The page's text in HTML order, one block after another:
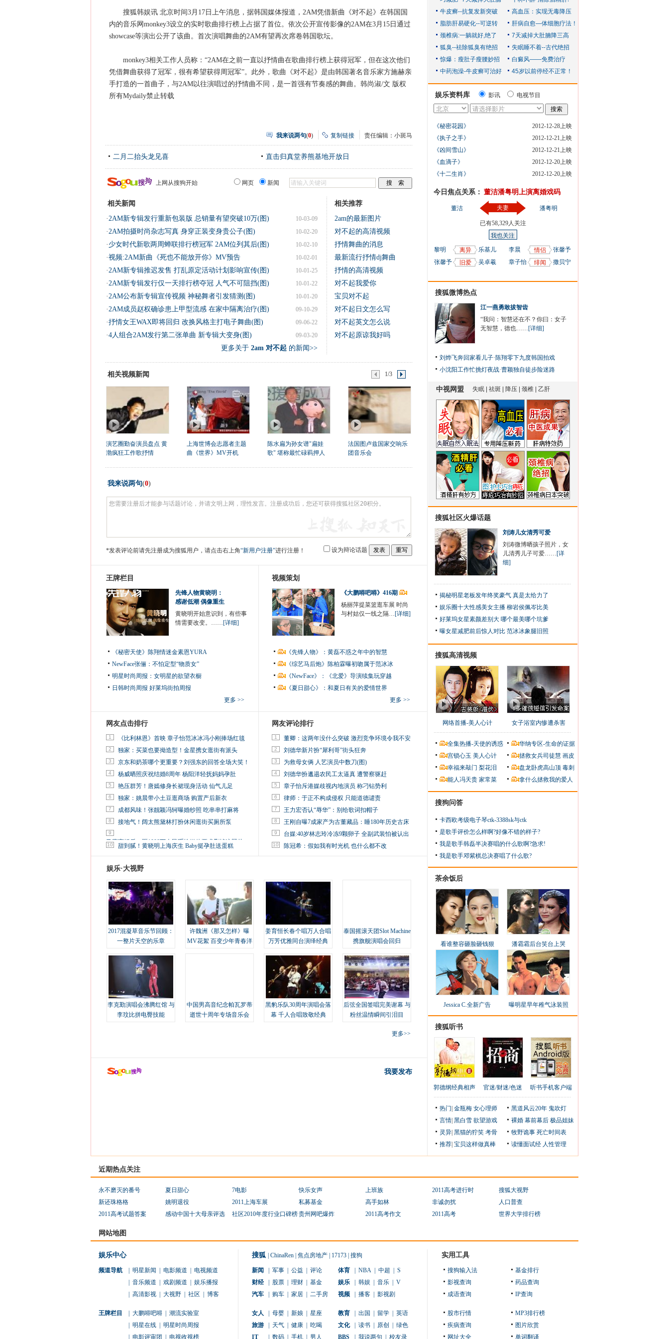
搜狐韩娱讯 北京时间3月17日上午消息，据韩国媒体报道，2AM凭借新曲《对不起》在韩国国
内的音乐网monkey3设立的实时歌曲排行榜上占据了首位。依次公开宣传影像的2AM在3月15日通过
showcase等演出公开了该曲。首次演唱舞曲的2AM有望再次席卷韩国歌坛。
monkey3相关工作人员称：“2AM在之前一直以抒情曲在歌曲排行榜上获得冠军，但在这次他们
凭借舞曲获得了冠军，很有希望获得周冠军”。此外，歌曲《对不起》是由韩国著名音乐家方施赫亲
手打造的一首曲子，与2AM以往演唱过的抒情曲不同，是一首强有节奏感的舞曲。韩尚淑/文 版权
所有Mydaily禁止转载
我来说两句(0) 复制链接 责任编辑：小斑马
二月二抬头龙见喜 直击归真堂养熊基地开放日
上网从搜狗开始 网页 新闻
相关新闻
10-03-09
·2AM新专辑发行重新包装版 总销量有望突破10万(图)
10-02-20
·2AM拍摄时尚杂志写真 身穿正装变身贵公子(图)
10-02-10
· 少女时代新歌两周蝉联排行榜冠军 2AM位列其后(图)
10-02-01
·视频:2AM新曲《死也不能放开你》MV预告
10-01-25
·2AM新专辑推迟发售 打乱原定活动计划影响宣传(图)
10-01-22
·2AM新专辑发行仅一天排行榜夺冠 人气不可阻挡(图)
10-01-20
·2AM公布新专辑宣传视频 神秘舞者引发猜测(图)
09-10-29
·2AM成员赵权确诊患上甲型流感 在家中隔离治疗(图)
09-06-22
·抒情女王WAX即将回归 改换风格主打电子舞曲(图)
09-03-20
·4人组合2AM发行第二张单曲 新专辑大变身(图)
更多关于 2am 对不起 的新闻>>
相关推荐
2am的最新图片
对不起的高清视频
抒情舞曲的消息
最新流行抒情dj舞曲
抒情的高清视频
对不起我爱你
宝贝对不起
对不起日文怎么写
对不起英文怎么说
对不起原谅我好吗
相关视频新闻 1/3
演艺圈勤奋演员盘点 黄
渤疯狂工作歌抒情
上海世博会志愿者主题
曲《世界》MV开机
陈水扁为孙女谱"扁娃
歌" 堪称最忙碌羁押人
法国图卢兹国家交响乐
团音乐会
我来说两句(0)
*发表评论前请先注册成为搜狐用户，请点击右上角“新用户注册”进行注册！ 设为辩论话题
王牌栏目
先锋人物黄晓明：
感谢低潮 偶像重生
黄晓明开始意识到，有些事
情需要改变。……[详细]
《秘密天使》陈翔情迷金素恩YURA
NewFace张俪：不怕定型“物质女”
明星时尚周报：女明星的欲望衣橱
日韩时尚周报 好莱坞街拍周报
更多 >>
视频策划
《大鹏嘚吧嘚》416期
杨丽萍提菜篮逛车展 时尚
与村姑仅一线之隔…[详细]
《先锋人物》：黄磊不惑之年中的智慧
《综艺马后炮》陈柏霖曝初吻属于范冰冰
《NewFace》：《北爱》导演续集玩穿越
《夏日甜心》：和夏日有关的爱情世界
更多 >>
网友点击排行
1 《比利林恩》首映 章子怡范冰冰冯小刚捧场红毯
2 独家：买菜也要拗造型！金星携女逛街有派头
3 京东和奶茶哪个更重要？刘强东的回答全场大笑！
4 杨威晒照庆祝结婚8周年 杨阳洋轻抚妈妈孕肚
5 艳压群芳！唐嫣修身长裙现身活动 仙气儿足
6 独家：姚晨带小土豆逛商场 购置产后新衣
7 成都风味！张靓颖冯轲曝婚纱照 吃串串打麻将
8 接地气！阔太熊黛林打扮休闲逛街买厕所泵
9
马蓉离婚后，砸1000万人民币给媒体要求删掉这照片
10 甜到腻！黄晓明上海庆生 Baby挺孕肚送蛋糕
网友评论排行
1 董卿：这两年没什么突破 激烈竞争环境令我不安
2 刘德华新片扮“犀利哥”街头狂奔
3 为救母女俩 人艺演员中数刀(图)
4 刘德华扮邋遢农民工太逼真 遭警察驱赶
5 章子怡斥港媒歧视内地演员 称刁钻势利
6 律师：于正不构成侵权 只能道德谴责
7 王力宏否认“辱华”：别给歌词扣帽子
8 王刚自曝7成家产为古董藏品：睡180年历史古床
9 台媒:40岁林志玲冷冻9颗卵子 全副武装怕被认出
10 陈冠希：假如我有时光机 也什么都不改
娱乐·大视野
2017混凝草音乐节回顾：
一整片天空的乐章
许魏洲《那又怎样》曝
MV花絮 百变少年青春洋
姜育恒长春个唱万人合唱
万芳优雅同台演绎经典
泰国摇滚天团Slot Machine
携旗舰演唱会回归
李克勤演唱会沸腾红馆 与
李玟比拼电臀技能
中国男高音纪念帕瓦罗蒂
逝世十周年专场音乐会
黑豹乐队30周年演唱会落
幕 千人合唱致敬经典
后弦全国签唱完美谢幕 与
粉丝温情瞬间引泪目
更多>>
我要发布
娱乐资料库 影讯 电视节目
《秘密花园》
2012-12-28上映
《执子之手》
2012-12-21上映
《凶间雪山》
2012-12-21上映
《血滴子》
2012-12-20上映
《十二生肖》
2012-12-20上映
今日焦点关系： 董洁潘粤明上演离婚戏码
董洁 夫妻
已有58,329人关注
我也关注
潘粤明
黎明 离异
乐基儿
张馨予
旧爱 吴卓羲
李晨 情侣
张馨予
章子怡
绯闻 撒贝宁
搜狐微博热点
江一燕勇敢拔智齿
“我问：智慧还在不？你曰：女子
无智慧，德也……[详细]
刘烨飞奔回家看儿子·陈翔零下九度韩国拍戏
小沈阳工作忙挑灯夜战·曹颖独自徒步险迷路
搜狐社区火爆话题
刘涛儿女清秀可爱
刘涛微博晒孩子照片，女
儿清秀儿子可爱……[详
细]
揭秘明星老板发年终奖豪气 真是太给力了
娱乐圈十大性感美女主播 柳岩侯佩岑比美
好莱坞女星素颜差别大 哪个最美哪个坑爹
曝女星减肥前后惊人对比 范冰冰象腿旧照
搜狐高清视频
网络首播-美人心计 女子浴室内惨遭杀害
全集热播-天使的诱惑
华纳专区-生命的证据
宫锁心玉 美人心计 拯救女兵司徒慧 画皮
幸福来敲门 梨花泪 盘龙卧虎高山顶 毒刺
能人冯天贵 家常菜 拿什么拯救我的爱人
搜狗问答
卡西欧考级电子琴ctk-3388sk与ctk
是歌手评价怎么样啊?好像不错的样子?
我是歌手韩磊半决赛唱的什么歌啊?急求!
我是歌手邓紫棋总决赛唱了什么歌?
茶余饭后
看谁整容砸脸砸钱狠 潘霜霜后台笑台上哭
Jessica C.全新广告 曝明星早年稚气泳装照
搜狐听书
郭德纲经典相声 官迷/财迷/色迷 听书手机客户端
热门 金瓶梅 女心理师 黑道风云20年 鬼吹灯
言情 黑白雪 欲望游戏 裸婚 幕前幕后 极品姐妹
灵异 黑猫的狞笑 考骨 牧野诡事 死亡时间表
推荐 宝贝这样做真棒 读懂面试经 人性管理
近期热点关注
永不磨灭的番号 夏日甜心 7电影 快乐女声 上班族 2011高考进行时
搜狐大视野
新还珠格格
姚明退役 2011上海车展 私募基金 高手如林 非诚勿扰
人口普查
2011高考试题答案
感动中国十大母亲评选 社区2010年度行业口碑榜贵州网吧爆炸 2011高考作文 2011高考 世界大学排行榜
网站地图
娱乐中心
频道导航 明星新闻 电影频道
电视频道
音乐频道 戏剧频道
娱乐播报
高清影视 大视野 社区 博客
王牌栏目 大鹏嘚吧嘚
潮流实验室
明星在线
明星时尚周报
电影评审团 电视收视榜
搜狐 ChinaRen 焦点房地产 17173 搜狗
新闻 军事 公益 评论 体育 NBA 中超
S
财经
股票 理财 基金 娱乐 韩娱 音乐
V
汽车
购车 家居 二手房 视频 播客 影视剧
女人 母婴 新娘 星座 教育 出国 留学
英语
旅游
天气 健康 吃喝 文化 读书 原创
绿色
IT
数码 手机 男人 BBS 我说两句 校友录
实用工具
搜狗输入法
基金排行
影视查询
药品查询
成语查询
IP查询
股市行情
MP3排行榜
疾病查询
图片欣赏
网址大全
单词翻译